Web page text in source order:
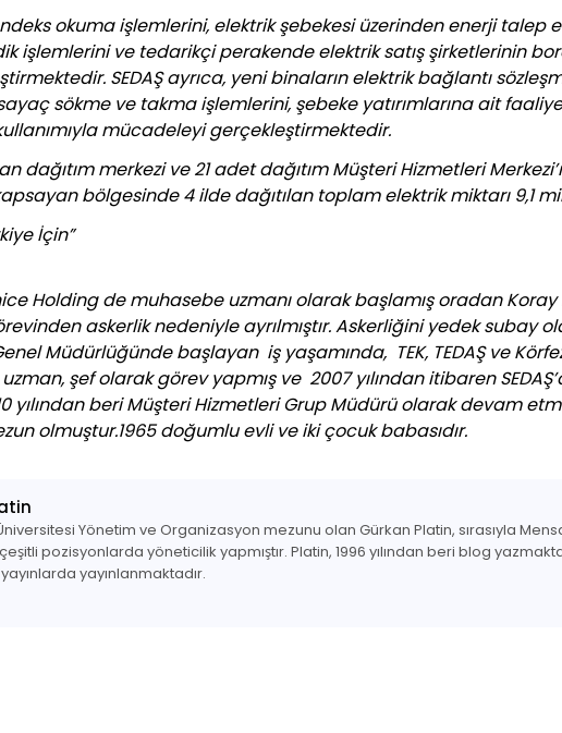
okuma işlemlerini, elektrik şebekesi üzerinden enerji
işlemlerini ve tedarikçi perakende elektrik satış şirketlerinin
SEDAŞ ayrıca, yeni binaların elektrik bağlantı
sayaç sökme ve takma işlemlerini, şebeke yatırımlarına ait
mücadeleyi gerçekleştirmektedir.
dağıtım merkezi ve 21 adet dağıtım Müşteri Hizmetleri
bölgesinde 4 ilde dağıtılan toplam elektrik miktarı 9,1
İçin”
Holding de muhasebe uzmanı olarak başlamış oradan
askerlik nedeniyle ayrılmıştır. Askerliğini yedek subay
Müdürlüğünde başlayan iş yaşamında, TEK, TEDAŞ ve
şef olarak görev yapmış ve 2007 yılından itibaren
yılından beri Müşteri Hizmetleri Grup Müdürü olarak devam
olmuştur.1965 doğumlu evli ve iki çocuk babasıdır.
Yönetim ve Organizasyon mezunu olan Gürkan Platin, sırasıyla
pozisyonlarda yöneticilik yapmıştır. Platin, 1996 yılından beri blog
yayınlanmaktadır.